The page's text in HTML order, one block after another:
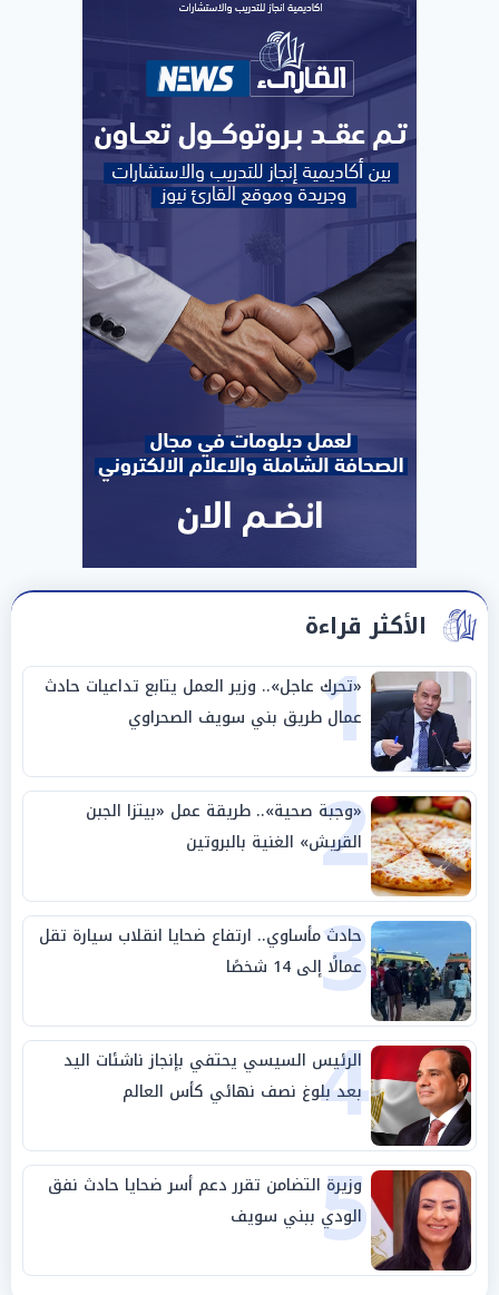
الأكثر قراءة
1
«تحرك عاجل».. وزير العمل يتابع تداعيات حادث
عمال طريق بني سويف الصحراوي
2
«وجبة صحية».. طريقة عمل «بيتزا الجبن
القريش» الغنية بالبروتين
3
حادث مأساوي.. ارتفاع ضحايا انقلاب سيارة تقل
عمالًا إلى 14 شخصًا
4
الرئيس السيسي يحتفي بإنجاز ناشئات اليد
بعد بلوغ نصف نهائي كأس العالم
5
وزيرة التضامن تقرر دعم أسر ضحايا حادث نفق
الودي ببني سويف